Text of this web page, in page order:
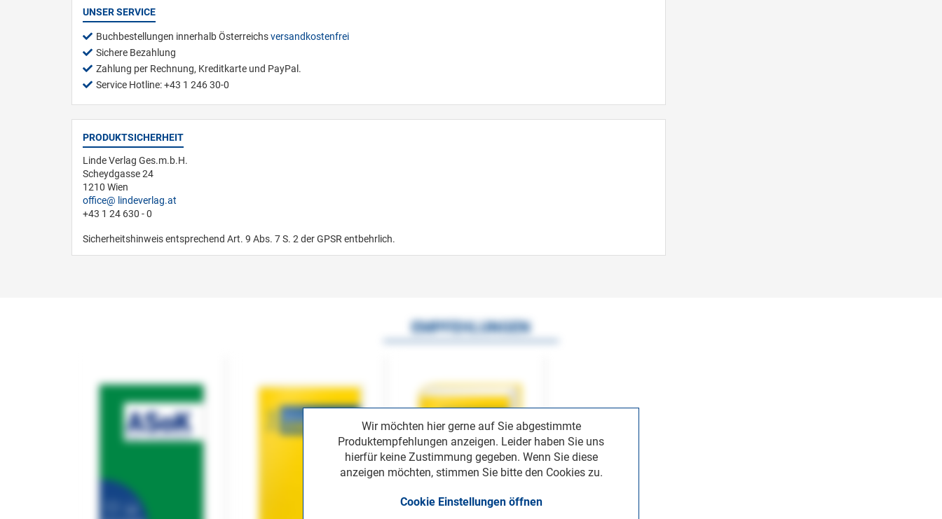
UNSER SERVICE
Buchbestellungen innerhalb Österreichsversandkostenfrei
Sichere Bezahlung
Zahlung per Rechnung, Kreditkarte und PayPal.
Service Hotline: +43 1 246 30-0
PRODUKTSICHERHEIT
Linde Verlag Ges.m.b.H.
Scheydgasse 24
1210 Wien
office
lindeverlag.at
+43 1 24 630 - 0
Sicherheitshinweis entsprechend Art. 9 Abs. 7 S. 2 der GPSR entbehrlich.
Wir möchten hier gerne auf Sie abgestimmte
Produktempfehlungen anzeigen. Leider haben Sie uns
hierfür keine Zustimmung gegeben. Wenn Sie diese
anzeigen möchten, stimmen Sie bitte den Cookies zu.
Cookie Einstellungen öffnen
EMPFEHLUNGEN